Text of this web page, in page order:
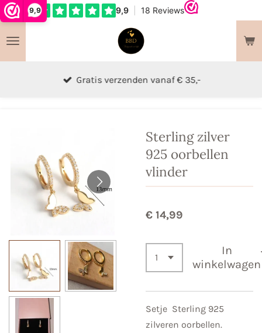
9,9
Ga
naar
de
Gratis verzenden vanaf € 35,-
Sterling zilver
925 oorbellen
vlinder
€ 14,99
In
winkelwagen
Setje Sterling 925
zilveren oorbellen.